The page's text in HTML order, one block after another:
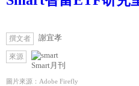
撰文者 謝宜孝
來源
Smart月刊
圖片來源：Adobe Firefly